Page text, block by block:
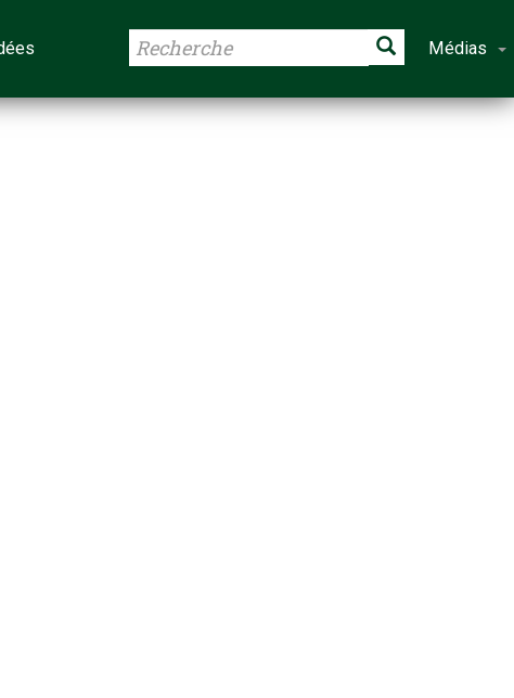
Médias